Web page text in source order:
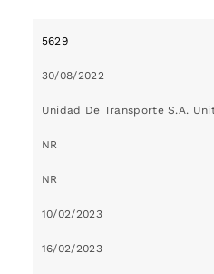
5629
30/08/2022
Unidad De Transporte S.A.
NR
NR
10/02/2023
16/02/2023